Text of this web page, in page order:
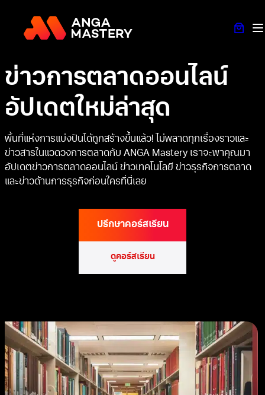
ข่าวการตลาดออนไลน์
อัปเดตใหม่ล่าสุด
พื้นที่แห่งการแบ่งปันได้ถูกสร้างขึ้นแล้ว! ไม่พลาดทุกเรื่องราวและ
ข่าวสารในแวดวงการตลาดกับ ANGA Mastery เราจะพาคุณมา
อัปเดตข่าวการตลาดออนไลน์ ข่าวเทคโนโลยี ข่าวธุรกิจการตลาด
และข่าวด้านการธุรกิจก่อนใครที่นี่เลย
ปรึกษาคอร์สเรียน
ดูคอร์สเรียน